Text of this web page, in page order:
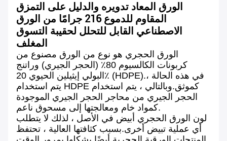
الورق المعاد تدويره والدليل على التمزق
المقاوم للدموع 216 جرامًا من الورق
الاصطناعي القابل للتحلل لحقيبة التسوق
المغلف
الورق الحجري هو نوع من الورق مصنوع من
كربونات الكالسيوم 80٪ (الحجر الجيري) وراتنج
البولي إيثيلين الحيوي 20٪ (HDPE).في هذه الحالة ،
يتم استخدام HDPE كموثق.وبالتالي ، يتم استخدام
الحجر الجيري من محاجر الحجر الجيري الموجودة
كمواد خام ومعالجتها إلى مسحوق ناعم.
لون الورق الحجري أبيض في الأصل ، لذلك لا يتطلب
أي عملية تبيض أخرى.بسبب كثافتها العالية ، تحتفظ